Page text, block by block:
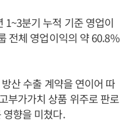
1~3분기 누적 기준 영업이
전체 영업이익의 약 60.8%
산 수출 계약을 연이어 따
부가가치 상품 위주로 판로
향을 미쳤다.